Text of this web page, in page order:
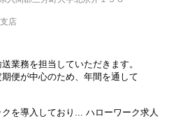
店
業務を担当していただきます。
便が中心のため、年間を通して
を導入しており... ハローワーク求人